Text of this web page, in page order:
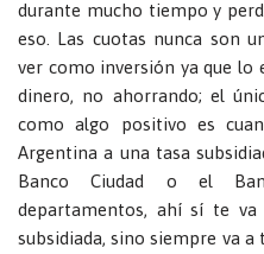
durante mucho tiempo y
eso. Las cuotas nunca son
ver como inversión ya que lo
dinero, no ahorrando; el
como algo positivo es
Argentina a una tasa
Banco Ciudad o el
departamentos, ahí sí te
subsidiada, sino siempre va